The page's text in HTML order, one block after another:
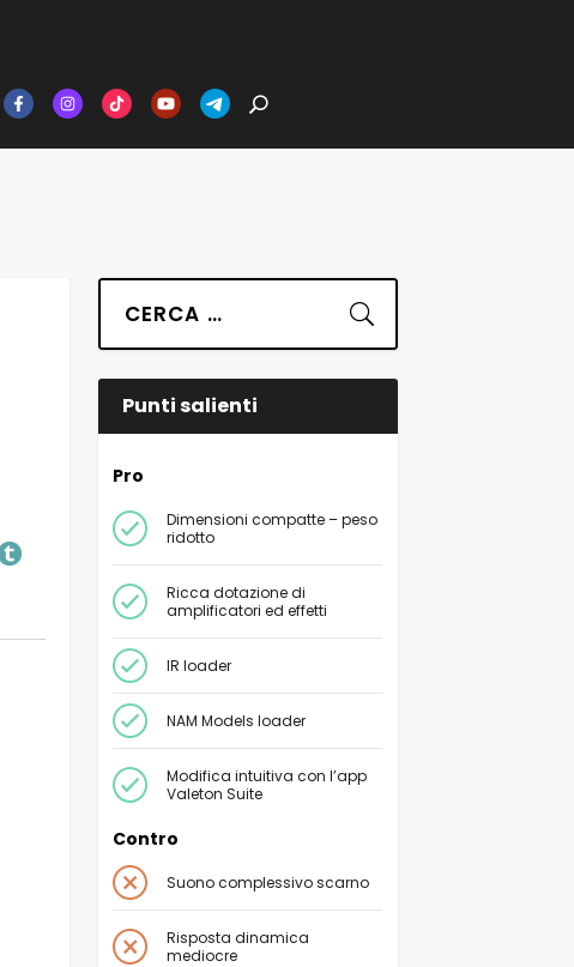
Suchen
Punti salienti
Pro
Dimensioni compatte – peso
ridotto
Ricca dotazione di
amplificatori ed effetti
IRloader
NAM Modelsloader
Modifica intuitiva con l’app
Valeton Suite
Contro
Suono complessivo scarno
Risposta dinamica
mediocre